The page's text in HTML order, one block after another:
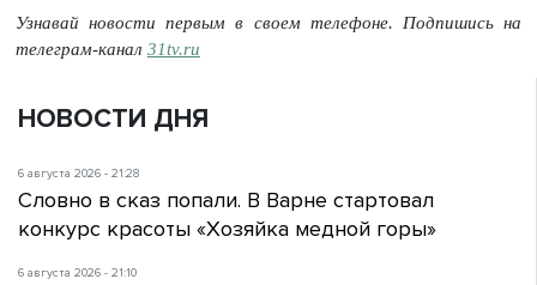
Узнавай новости первым в своем телефоне. Подпишись на
телеграм-канал 31tv.ru
НОВОСТИ ДНЯ
6 августа 2026 - 21:28
Словно в сказ попали. В Варне стартовал
конкурс красоты «Хозяйка медной горы»
6 августа 2026 - 21:10